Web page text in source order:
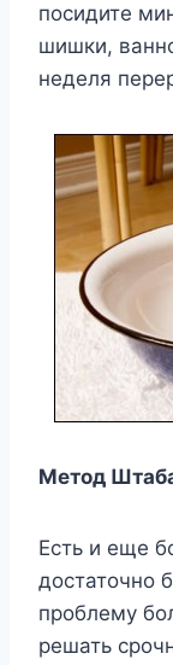
посидите
шишки,
неделя
Метод
Есть и еще
достаточно
проблему
решать